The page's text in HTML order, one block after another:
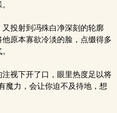
投射到冯殊白净深刻的轮廓
他原本寡欲冷淡的脸，点缀得多
视下开了口，眼里热度足以将
魔力，会让你迫不及待地，想